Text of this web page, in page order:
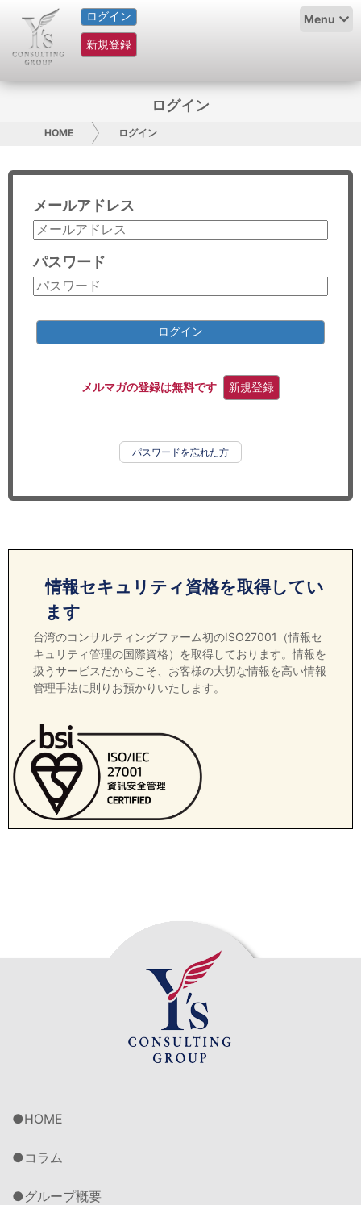
ログイン
新規登録
Menu
HOME
サービス紹介
グループ概要
採用情報
お問い合わせ
コンサルティング
リサーチ
ログイン
HOME ログイン
メールアドレス
パスワード
ログイン
メルマガの登録は無料です 新規登録
パスワードを忘れた方
情報セキュリティ資格を取得してい
ます
台湾のコンサルティングファーム初のISO27001（情報セ
キュリティ管理の国際資格）を取得しております。情報を
扱うサービスだからこそ、お客様の大切な情報を高い情報
管理手法に則りお預かりいたします。
HOME
コラム
グループ概要